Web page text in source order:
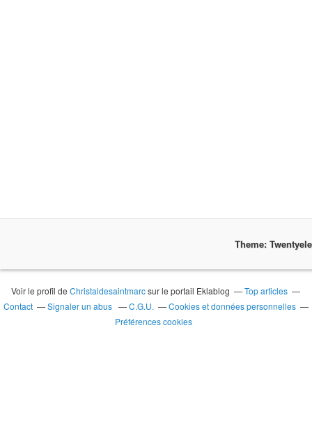
Theme:
Voir le profil deChristaldesaintmarcsur le portail Eklablog
Top articles
Contact
Signaler un abus C.G.U.
Cookies et données personnelles
Préférences cookies